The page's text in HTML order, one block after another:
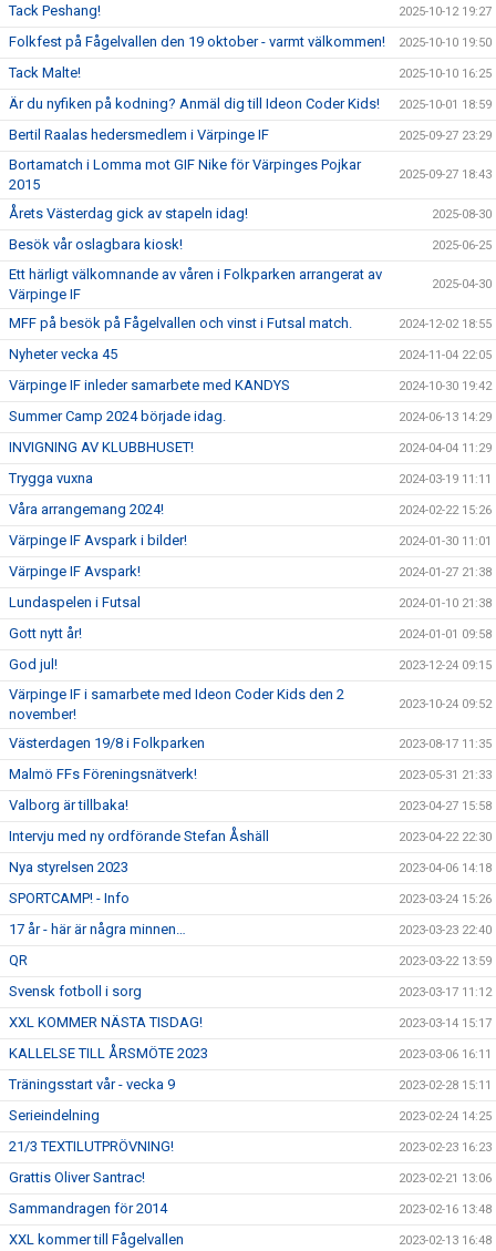
Tack Peshang! 2025-10-12 19:27
Folkfest på Fågelvallen den 19 oktober - varmt välkommen! 2025-10-10 19:50
Tack Malte! 2025-10-10 16:25
Är du nyfiken på kodning? Anmäl dig till Ideon Coder Kids! 2025-10-01 18:59
Bertil Raalas hedersmedlem i Värpinge IF 2025-09-27 23:29
Bortamatch i Lomma mot GIF Nike för Värpinges Pojkar
2015
2025-09-27 18:43
Årets Västerdag gick av stapeln idag! 2025-08-30
Besök vår oslagbara kiosk! 2025-06-25
Ett härligt välkomnande av våren i Folkparken arrangerat av
Värpinge IF
2025-04-30
MFF på besök på Fågelvallen och vinst i Futsal match. 2024-12-02 18:55
Nyheter vecka 45 2024-11-04 22:05
Värpinge IF inleder samarbete med KANDYS 2024-10-30 19:42
Summer Camp 2024 började idag. 2024-06-13 14:29
INVIGNING AV KLUBBHUSET! 2024-04-04 11:29
Trygga vuxna 2024-03-19 11:11
Våra arrangemang 2024! 2024-02-22 15:26
Värpinge IF Avspark i bilder! 2024-01-30 11:01
Värpinge IF Avspark! 2024-01-27 21:38
Lundaspelen i Futsal 2024-01-10 21:38
Gott nytt år! 2024-01-01 09:58
God jul! 2023-12-24 09:15
Värpinge IF i samarbete med Ideon Coder Kids den 2
november!
2023-10-24 09:52
Västerdagen 19/8 i Folkparken 2023-08-17 11:35
Malmö FFs Föreningsnätverk! 2023-05-31 21:33
Valborg är tillbaka! 2023-04-27 15:58
Intervju med ny ordförande Stefan Åshäll 2023-04-22 22:30
Nya styrelsen 2023 2023-04-06 14:18
SPORTCAMP! - Info 2023-03-24 15:26
17 år - här är några minnen… 2023-03-23 22:40
QR 2023-03-22 13:59
Svensk fotboll i sorg 2023-03-17 11:12
XXL KOMMER NÄSTA TISDAG! 2023-03-14 15:17
KALLELSE TILL ÅRSMÖTE 2023 2023-03-06 16:11
Träningsstart vår - vecka 9 2023-02-28 15:11
Serieindelning 2023-02-24 14:25
21/3 TEXTILUTPRÖVNING! 2023-02-23 16:23
Grattis Oliver Santrac! 2023-02-21 13:06
Sammandragen för 2014 2023-02-16 13:48
XXL kommer till Fågelvallen 2023-02-13 16:48